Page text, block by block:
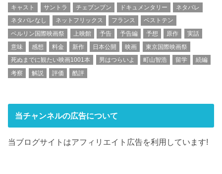
キャスト
サントラ チェブンブン ドキュメンタリー
ネタバレ
ネタバレなし
ネットフリックス フランス
ベストテン
ベルリン国際映画祭
上映館 予告 予告編 予想 原作
実話
意味
感想 料金 新作 日本公開 映画
東京国際映画祭
死ぬまでに観たい映画1001本
男はつらいよ 町山智浩 留学
続編
考察
解説 評価 酷評
当チャンネルの広告について
当ブログサイトはアフィリエイト広告を利用しています!